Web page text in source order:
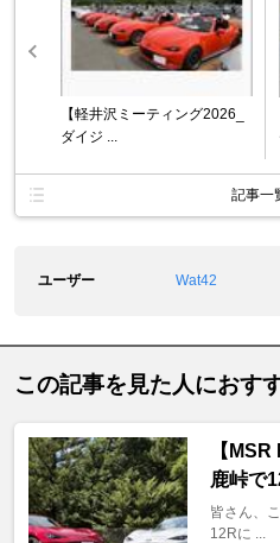
【軽井沢ミーティング2026_
ダイジ ...
記事一
ユーザー Wat42
この記事を見た人におす
【
鹿峠で
皆さん、
12Rに ...